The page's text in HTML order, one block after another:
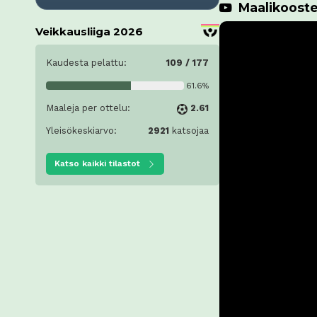
Veikkausliiga 2026
Kaudesta pelattu: 109 / 177
61.6%
Maaleja per ottelu: 2.61
Yleisökeskiarvo: 2921 katsojaa
Katso kaikki tilastot